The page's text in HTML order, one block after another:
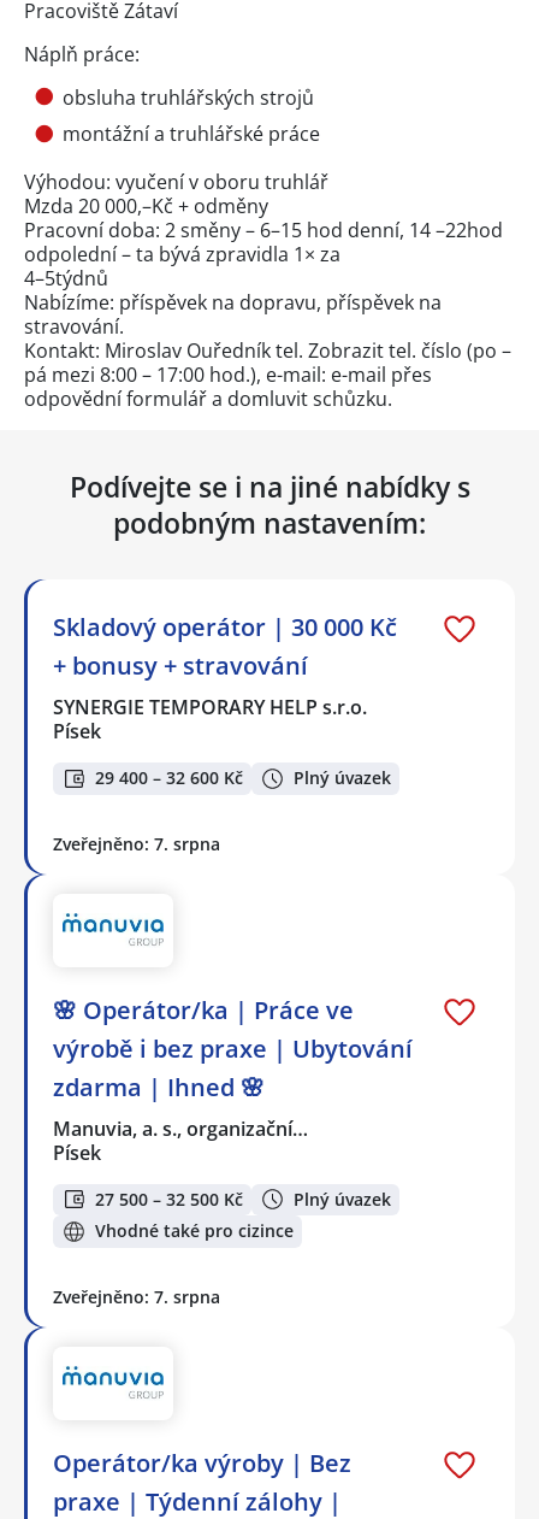
Pracoviště Zátaví
Náplň práce:
obsluha truhlářských strojů
montážní a truhlářské práce
Výhodou: vyučení v oboru truhlář
Mzda 20 000,–Kč + odměny
Pracovní doba: 2 směny – 6–15 hod denní, 14 –22hod
odpolední – ta bývá zpravidla 1× za
4–5týdnů
Nabízíme: příspěvek na dopravu, příspěvek na
stravování.
Kontakt: Miroslav Ouředník tel. Zobrazit tel. číslo (po –
pá mezi 8:00 – 17:00 hod.), e-mail: e-mail přes
odpovědní formulářa domluvit schůzku.
Podívejte se i na jiné nabídky s
podobným nastavením:
Skladový operátor | 30 000 Kč
+ bonusy + stravování
SYNERGIE TEMPORARY HELP s.r.o.
Písek
29 400 – 32 600 Kč Plný úvazek
Zveřejněno: 7. srpna
🌸 Operátor/ka | Práce ve
výrobě i bez praxe | Ubytování
zdarma | Ihned 🌸
Manuvia, a. s., organizační…
Písek
27 500 – 32 500 Kč
Plný úvazek
Vhodné také pro cizince
Zveřejněno: 7. srpna
Operátor/ka výroby | Bez
praxe | Týdenní zálohy |